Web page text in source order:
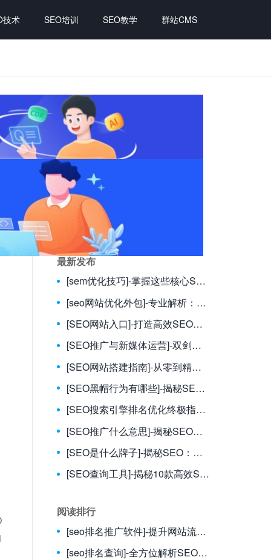
技术 SEO培训 SEO教学 群站CMS
最新发布
[sem优化技巧]-掌握这些核心SEM优化技巧，让你的广告投放效果翻倍
[seo网站优化外包]-专业解析：如何选择与利用seo网站优化外包服务提升排名
[SEO网站入口]-打造高效SEO网站入口，实现流量最大化
[SEO推广与新媒体运营]-双剑合璧：SEO推广与新媒体运营如何协同驱动业务增长
[SEO网站搭建指南]-从零到精通的SEO友好型网站构建全攻略
[SEO黑帽行为有哪些]-揭秘SEO黑帽：你必须远离的10大高风险行为及其严重后果
[SEO搜索引擎排名优化终极指南]-掌握核心算法，让你的网站流量飙升
[SEO推广什么意思]-揭秘SEO推广：它究竟是什么，为何能成为网络营销的核心利器？
[SEO是什么牌子]-揭秘SEO：它并非“品牌”，而是网站成功的核心引擎
[SEO查询工具]-揭秘10款高效SEO查询工具：从数据洞察到排名飞跃
阅读排行
[seo排名推广软件]-提升网站流量的利器：全面解析SEO排名推广软件选择与使用技巧
[seo排名查询]-全方位解析SEO排名查询方法与实用技巧